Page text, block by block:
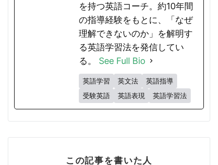
を持つ英語コーチ。約10年間
の指導経験をもとに、「なぜ
理解できないのか」を解明す
る英語学習法を発信してい
る。 See Full Bio
英語学習 英文法
英語指導
受験英語
英語表現 英語学習法
この記事を書いた人